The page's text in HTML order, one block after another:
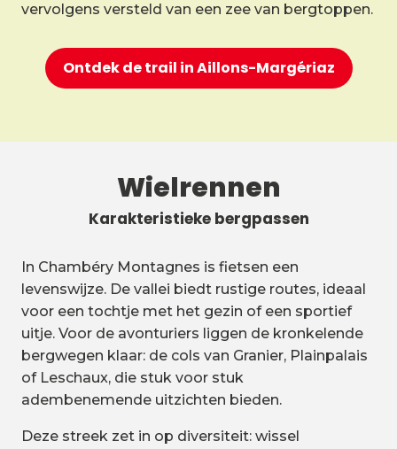
vervolgens versteld van een zee van bergtoppen.
Ontdek de trail in Aillons-Margériaz
Wielrennen
Karakteristieke bergpassen
In Chambéry Montagnes is fietsen een
levenswijze. De vallei biedt rustige routes, ideaal
voor een tochtje met het gezin of een sportief
uitje. Voor de avonturiers liggen de kronkelende
bergwegen klaar: de cols van Granier, Plainpalais
of Leschaux, die stuk voor stuk
adembenemende uitzichten bieden.
Deze streek zet in op diversiteit: wissel